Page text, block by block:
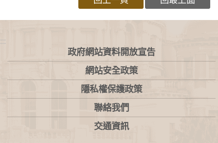
:::
政府網站資料開放宣告
網站安全政策
隱私權保護政策
聯絡我們
交通資訊